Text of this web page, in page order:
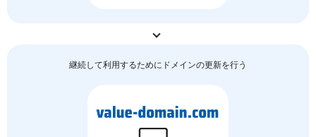
継続して利用するためにドメインの更新を行う